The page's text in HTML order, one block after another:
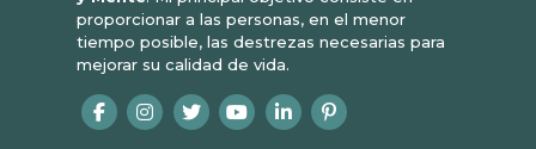
proporcionar a las personas, en el menor
tiempo posible, las destrezas necesarias para
mejorar su calidad de vida.